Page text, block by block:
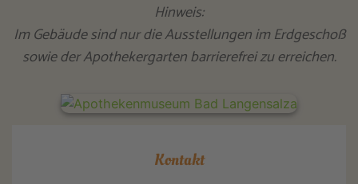
Hinweis:
Im Gebäude sind nur die Ausstellungen im Erdgeschoß
sowie der Apothekergarten barrierefrei zu erreichen.
Kontakt